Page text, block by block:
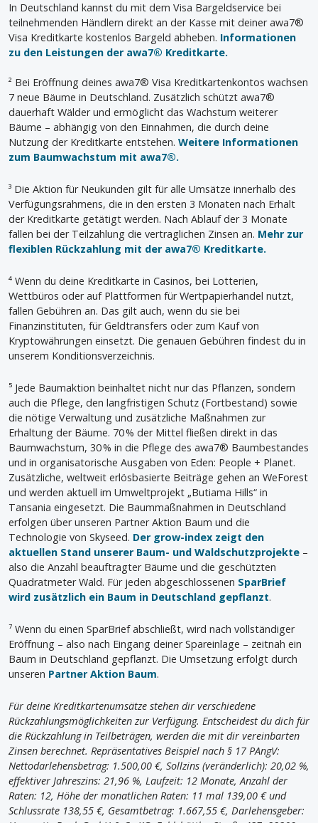
In Deutschland kannst du mit dem Visa Bargeldservice bei
teilnehmenden Händlern direkt an der Kasse mit deiner awa7®
Visa Kreditkarte kostenlos Bargeld abheben. Informationen
zu den Leistungen der awa7® Kreditkarte.
² Bei Eröffnung deines awa7® Visa Kreditkartenkontos wachsen
7 neue Bäume in Deutschland. Zusätzlich schützt awa7®
dauerhaft Wälder und ermöglicht das Wachstum weiterer
Bäume – abhängig von den Einnahmen, die durch deine
Nutzung der Kreditkarte entstehen. Weitere Informationen
zum Baumwachstum mit awa7®.
³ Die Aktion für Neukunden gilt für alle Umsätze innerhalb des
Verfügungsrahmens, die in den ersten 3 Monaten nach Erhalt
der Kreditkarte getätigt werden. Nach Ablauf der 3 Monate
fallen bei der Teilzahlung die vertraglichen Zinsen an. Mehr zur
flexiblen Rückzahlung mit der awa7® Kreditkarte.
⁴ Wenn du deine Kreditkarte in Casinos, bei Lotterien,
Wettbüros oder auf Plattformen für Wertpapierhandel nutzt,
fallen Gebühren an. Das gilt auch, wenn du sie bei
Finanzinstituten, für Geldtransfers oder zum Kauf von
Kryptowährungen einsetzt. Die genauen Gebühren findest du in
unserem Konditionsverzeichnis.
⁵ Jede Baumaktion beinhaltet nicht nur das Pflanzen, sondern
auch die Pflege, den langfristigen Schutz (Fortbestand) sowie
die nötige Verwaltung und zusätzliche Maßnahmen zur
Erhaltung der Bäume. 70 % der Mittel fließen direkt in das
Baumwachstum, 30 % in die Pflege des awa7® Baumbestandes
und in organisatorische Ausgaben von Eden: People + Planet.
Zusätzliche, weltweit erlösbasierte Beiträge gehen an WeForest
und werden aktuell im Umweltprojekt „Butiama Hills“ in
Tansania eingesetzt. Die Baummaßnahmen in Deutschland
erfolgen über unseren Partner Aktion Baum und die
Technologie von Skyseed. Der grow-index zeigt den
aktuellen Stand unserer Baum- und Waldschutzprojekte –
also die Anzahl beauftragter Bäume und die geschützten
Quadratmeter Wald. Für jeden abgeschlossenen SparBrief
wird zusätzlich ein Baum in Deutschland gepflanzt.
⁷ Wenn du einen SparBrief abschließt, wird nach vollständiger
Eröffnung – also nach Eingang deiner Spareinlage – zeitnah ein
Baum in Deutschland gepflanzt. Die Umsetzung erfolgt durch
unseren Partner Aktion Baum.
Für deine Kreditkartenumsätze stehen dir verschiedene
Rückzahlungsmöglichkeiten zur Verfügung. Entscheidest du dich für
die Rückzahlung in Teilbeträgen, werden die mit dir vereinbarten
Zinsen berechnet. Repräsentatives Beispiel nach § 17 PAngV:
Nettodarlehensbetrag: 1.500,00 €, Sollzins (veränderlich): 20,02 %,
effektiver Jahreszins: 21,96 %, Laufzeit: 12 Monate, Anzahl der
Raten: 12, Höhe der monatlichen Raten: 11 mal 139,00 € und
Schlussrate 138,55 €, Gesamtbetrag: 1.667,55 €, Darlehensgeber: